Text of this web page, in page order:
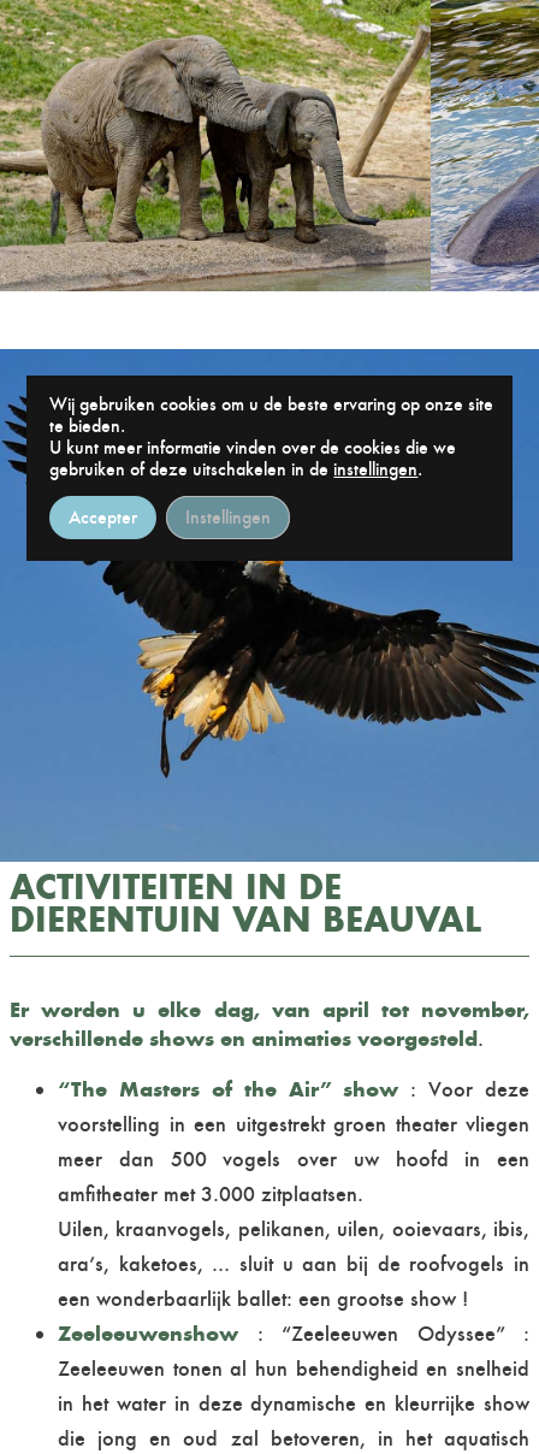
ACTIVITEITEN IN DE
DIERENTUIN VAN BEAUVAL
Er worden u elke dag, van april tot november,
verschillende shows en animaties voorgesteld.
“The Masters of the Air” show: Voor deze
voorstelling in een uitgestrekt groen theater vliegen
meer dan 500 vogels over uw hoofd in een
amfitheater met 3.000 zitplaatsen.
Uilen, kraanvogels, pelikanen, uilen, ooievaars, ibis,
ara’s, kaketoes, … sluit u aan bij de roofvogels in
een wonderbaarlijk ballet: een grootse show !
Zeeleeuwenshow: “Zeeleeuwen Odyssee” :
Zeeleeuwen tonen al hun behendigheid en snelheid
in het water in deze dynamische en kleurrijke show
die jong en oud zal betoveren, in het aquatisch
Wij gebruiken cookies om u de beste ervaring op onze site
te bieden.
U kunt meer informatie vinden over de cookies die we
gebruiken of deze uitschakelen in deinstellingen.
Accepter Instellingen